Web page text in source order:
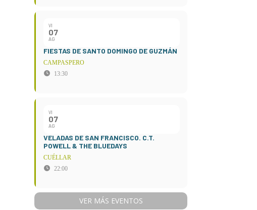
VI
07
AG
FIESTAS DE SANTO DOMINGO DE GUZMÁN
CAMPASPERO
13:30
VI
07
AG
VELADAS DE SAN FRANCISCO. C.T.
POWELL & THE BLUEDAYS
CUÉLLAR
22:00
VER MÁS EVENTOS